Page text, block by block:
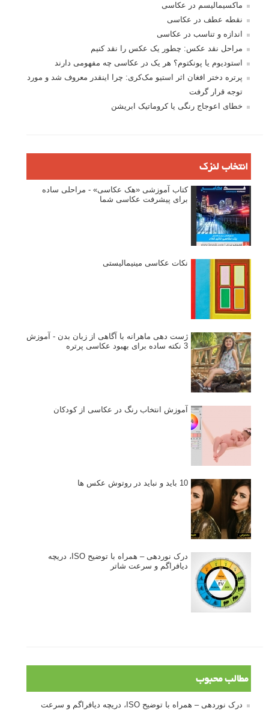
ماکسیمالیسم در عکاسی
نقطه عطف در عکاسی
اندازه و تناسب در عکاسی
مراحل نقد عکس: چطور یک عکس را نقد کنیم
استودیوم یا پونکتوم؟ هر یک در عکاسی چه مفهومی دارند
پرتره دختر افغان اثر استیو مک‌کری: چرا اینقدر معروف شد و مورد
توجه قرار گرفت
خطای اعوجاج رنگی یا کروماتیک ابریشن
انتخاب لنزک
کتاب آموزشی «هک عکاسی» - مراحلی ساده
برای پیشرفت عکاسی شما
نکات عکاسی مینیمالیستی
ژست دهی ماهرانه با آگاهی از زبان بدن - آموزش
3 نکته ساده برای بهبود عکاسی پرتره
آموزش انتخاب رنگ در عکاسی از کودکان
10 باید و نباید در روتوش عکس ها
درک نوردهی – همراه با توضیح ISO، دریچه
دیافراگم و سرعت شاتر
مطالب محبوب
درک نوردهی – همراه با توضیح ISO، دریچه دیافراگم و سرعت